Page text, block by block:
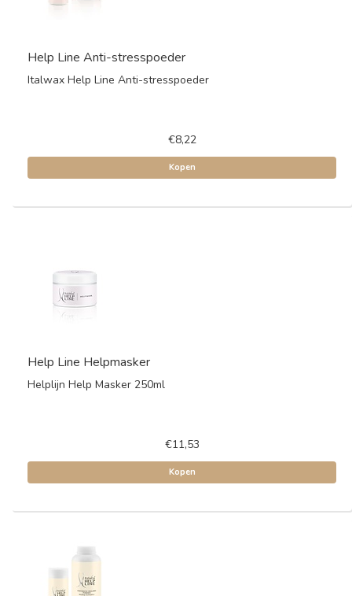
Help Line Anti-stresspoeder
Italwax Help Line Anti-stresspoeder
€8,22
Kopen
Help Line Helpmasker
Helplijn Help Masker 250ml
€11,53
Kopen